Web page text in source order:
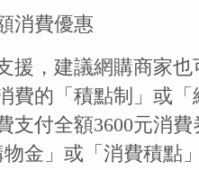
消費優惠
援，建議網購商家也
費的「積點制」或「
支付全額3600元消
金」或「消費積點